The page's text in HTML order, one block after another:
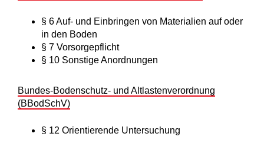
§ 6 Auf- und Einbringen von Materialien auf oder
in den Boden
§ 7 Vorsorgepflicht
§ 10 Sonstige Anordnungen
Bundes-Bodenschutz- und Altlastenverordnung
(BBodSchV)
§ 12 Orientierende Untersuchung